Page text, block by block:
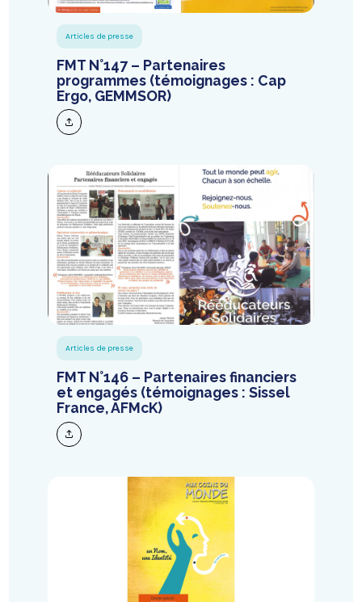
Articles de presse
FMT N°147 – Partenaires
programmes (témoignages : Cap
Ergo, GEMMSOR)
Articles de presse
FMT N°146 – Partenaires financiers
et engagés (témoignages : Sissel
France, AFMcK)